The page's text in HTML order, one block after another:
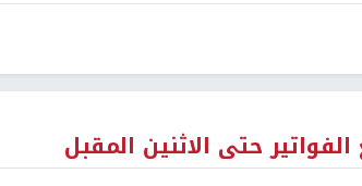
حتى الاثنين المقبل